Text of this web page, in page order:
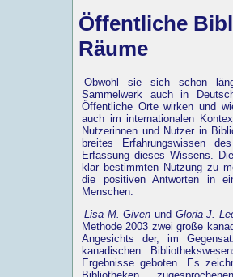
Öffentliche
Räume
Obwohl sie sich schon
Sammelwerk auch in
Öffentliche Orte wirken und
auch im internationalen
Nutzerinnen und Nutzer in
breites Erfahrungswissen
Erfassung dieses Wissens.
klar bestimmten Nutzung zu
die positiven Antworten in
Menschen.
Lisa M. Given und Gloria J.
Methode 2003 zwei große
Angesichts der, im
kanadischen
Ergebnisse geboten. Es